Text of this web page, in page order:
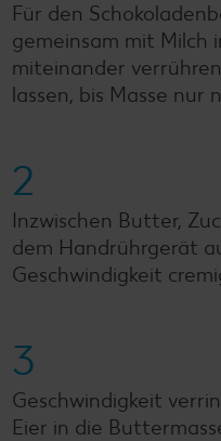
Für den
gemeinsam mit Milch
miteinander
lassen, bis Masse nur
2
Inzwischen Butter,
dem Handrührgerät
Geschwindigkeit
3
Geschwindigkeit
Eier in die